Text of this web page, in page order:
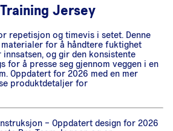
Training Jersey
repetisjon og timevis i setet. Denne
for å håndtere fuktighet
og gir den konsistente
for å presse seg gjennom veggen i en
Oppdatert for 2026 med en mer
produktdetaljer for
– Oppdatert design for 2026